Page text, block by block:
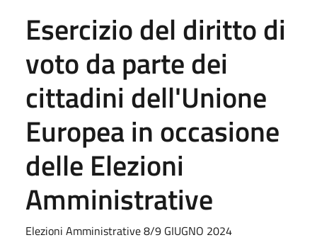
Esercizio del diritto di
voto da parte dei
cittadini dell'Unione
Europea in occasione
delle Elezioni
Amministrative
Elezioni Amministrative 8/9 GIUGNO 2024